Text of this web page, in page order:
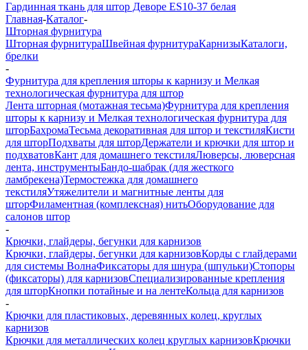
Гардинная ткань для штор Деворе ES10-37 белая
Главная-Каталог-
Шторная фурнитура
Шторная фурнитураШвейная фурнитураКарнизыКаталоги,
брелки
-
Фурнитура для крепления шторы к карнизу и Мелкая
технологическая фурнитура для штор
Лента шторная (мотажная тесьма)Фурнитура для крепления
шторы к карнизу и Мелкая технологическая фурнитура для
шторБахромаТесьма декоративная для штор и текстиляКисти
для шторПодхваты для шторДержатели и крючки для штор и
подхватовКант для домашнего текстиляЛюверсы, люверсная
лента, инструментыБандо-шабрак (для жесткого
ламбрекена)Термостежка для домашнего
текстиляУтяжелители и магнитные ленты для
шторФиламентная (комплексная) нитьОборудование для
салонов штор
-
Крючки, глайдеры, бегунки для карнизов
Крючки, глайдеры, бегунки для карнизовКорды с глайдерами
для системы ВолнаФиксаторы для шнура (шпульки)Стопоры
(фиксаторы) для карнизовСпециализированные крепления
для шторКнопки потайные и на лентеКольца для карнизов
-
Крючки для пластиковых, деревянных колец, круглых
карнизов
Крючки для металлических колец круглых карнизовКрючки